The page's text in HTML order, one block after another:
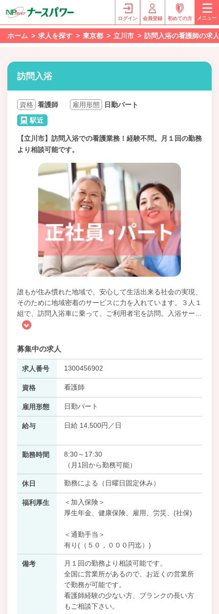
ログイン 会員登録 初めての方 メニュー
ホーム 求人を探す 東京都 立川市 訪問入浴の看護師の求人
訪問入浴
資格 看護師 雇用形態
日勤パート
駅近
【立川市】訪問入浴での看護業務！経験不問。月１回の勤務
より相談可能です。
誰もが住み慣れた地域で、安心して生活出来る社会の実現、
そのために地域密着のサービスに力を入れています。３人１
組で、訪問入浴車に乗って、ご利用者宅を訪問。入浴サー
募集中の求人
求人番号 1300456902
資格 看護師
雇用形態 日勤パート
給与 日給 14,500円／日
勤務時間
8:30～17:30
（月1回から勤務可能）
休日 勤務による（日曜日固定休み）
福利厚生
＜加入保険＞
厚生年金、健康保険、雇用、労災、(社保)
＜通勤手当＞
有り(（５０，０００円迄）)
備考
月１回の勤務より相談可能です。
全国に営業所があるので、お近くの営業所
で勤務が可能です。
看護師経験の少ない方、ブランクの長い方
もご相談下さい。